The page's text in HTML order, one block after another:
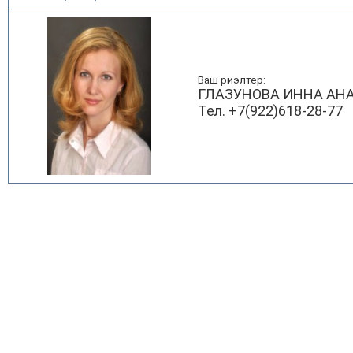
Ваш риэлтер:
ГЛАЗУНОВА ИННА
Тел. +7(922)618-28-77